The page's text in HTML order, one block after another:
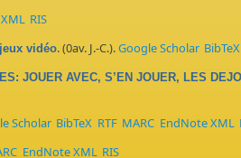
RIS
vidéo. (0av. J.-C.).Google Scholar BibTeX
JOUER AVEC, S’EN JOUER, LES
Scholar BibTeX RTF MARC EndNote XML
EndNote XML RIS